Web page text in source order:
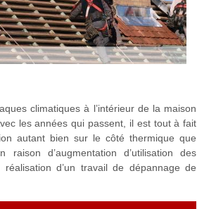
climatiques à l’intérieur de la maison
les années qui passent, il est tout à fait
autant bien sur le côté thermique que
d’augmentation d’utilisation des
d’un travail de dépannage de